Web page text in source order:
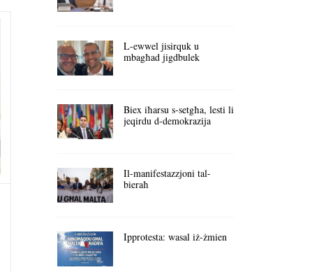
L-ewwel jisirquk u
mbagħad jigdbulek
Biex iħarsu s-setgħa, lesti li
jeqirdu d-demokrazija
Il-manifestazzjoni tal-
bieraħ
Ipprotesta: wasal iż-żmien